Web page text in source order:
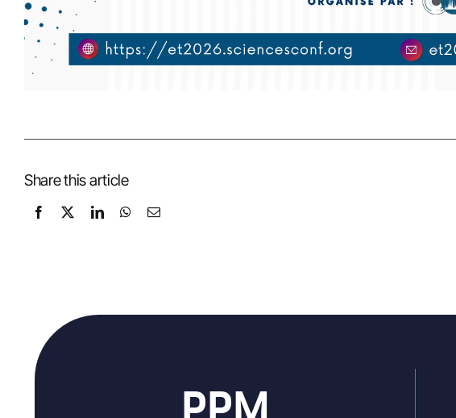
Share this article
PPM